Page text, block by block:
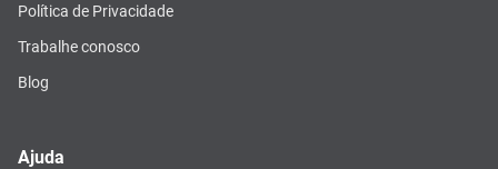
Política de Privacidade
Trabalhe conosco
Blog
Ajuda